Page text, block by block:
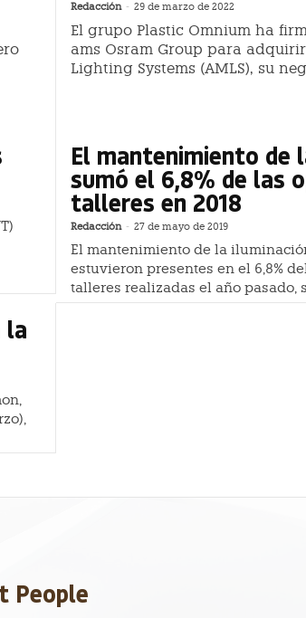
Redacción - 29 de marzo de 2022
El grupo Plastic Omnium ha
ams Osram Group para
Lighting Systems (AMLS), su
El mantenimiento de
sumó el 6,8% de las
talleres en 2018
Redacción - 27 de mayo de 2019
El mantenimiento de la
estuvieron presentes en el 6,8%
talleres realizadas el año pasado,
la
People